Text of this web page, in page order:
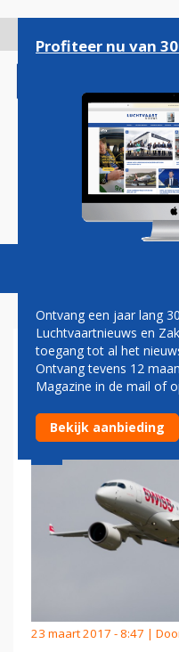
gaan
Magazine
SWISS WIL
23 maart 2017 - 8:47 |
Profiteer nu van
Ontvang een jaar lang
Luchtvaartnieuws en
toegang tot al het
Ontvang tevens 12
Magazine in de mail of
Bekijk aanbieding